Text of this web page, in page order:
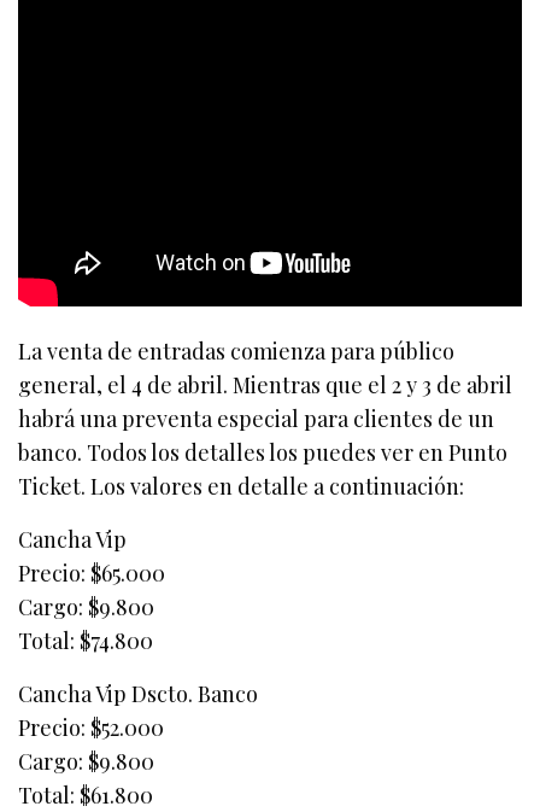
La venta de entradas comienza para público
general, el 4 de abril. Mientras que el 2 y 3 de abril
habrá una preventa especial para clientes de un
banco. Todos los detalles los puedes ver en Punto
Ticket. Los valores en detalle a continuación:
Cancha Vip
Precio: $65.000
Cargo: $9.800
Total: $74.800
Cancha Vip Dscto. Banco
Precio: $52.000
Cargo: $9.800
Total: $61.800